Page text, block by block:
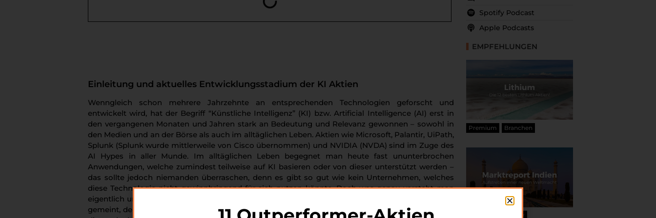
Einleitung und aktuelles Entwicklungsstadium der KI Aktien
Wenngleich schon mehrere Jahrzehnte an entsprechenden Technologien geforscht und
entwickelt wird, hat der Begriff “Künstliche Intelligenz” (KI) bzw. Artificial Intelligence (AI) erst in
den vergangenen Monaten und Jahren stark an Bedeutung und Relevanz gewonnen – sowohl in
den Medien und an der Börse als auch im alltäglichen Leben. Aktien wie Microsoft, Palantir, UiPath,
Splunk (Splunk wurde mittlerweile von Cisco übernommen) und NVIDIA (NVDA) sind im Zuge des
AI Hypes in aller Munde. Im alltäglichen Leben begegnet man heute fast ununterbrochen
Anwendungen, welche zumindest teilweise auf KI basieren oder von dieser unterstützt werden –
das sollte jedoch niemanden überraschen, denn es gibt so gut wie kein Unternehmen, welches
diese Technologie nicht gewinnbringend für sich nutzen könnte. Doch was genau versteht man
eigentlich unter künstlicher Intelligenz? Im Kern sind mit dem Begriff verschiedene Technologien
gemeint, deren Funktionsweise von Prozessen des menschlichen Gehirns inspiriert sind, also wie
Spotify Podcast
Apple Podcasts
EMPFEHLUNGEN
Premium Branchen
Länder